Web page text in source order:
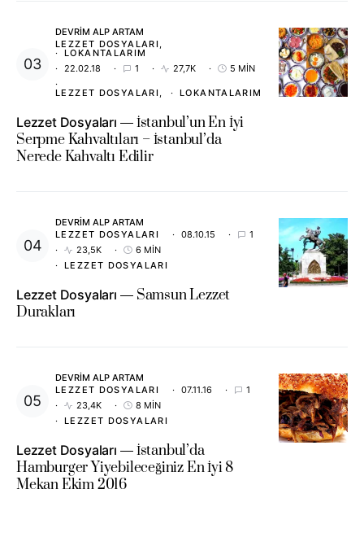
DEVRIM ALP ARTAM
LEZZET DOSYALARI
LOKANTALARIM
22.02.18
1 27,7K 5 MIN
LEZZET DOSYALARI LOKANTALARIM
Lezzet Dosyaları
İstanbul’un En İyi
Serpme Kahvaltıları – İstanbul’da
Nerede Kahvaltı Edilir
DEVRIM ALP ARTAM
LEZZET DOSYALARI
08.10.15
1
23,5K
6 MIN
LEZZET DOSYALARI
Lezzet Dosyaları
Samsun Lezzet
Durakları
DEVRIM ALP ARTAM
LEZZET DOSYALARI
07.11.16
1
23,4K
8 MIN
LEZZET DOSYALARI
Lezzet Dosyaları
İstanbul’da
Hamburger Yiyebileceğiniz En İyi 8
Mekan Ekim 2016